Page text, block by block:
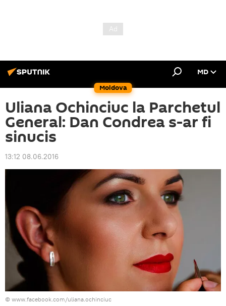
Moldova
MD
Uliana Ochinciuc la Parchetul
General: Dan Condrea s-ar fi
sinucis
13:12 08.06.2016
© www.facebook.com/uliana.ochinciuc